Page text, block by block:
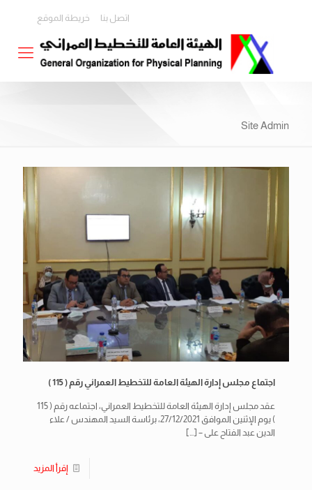
اتصل بنا خريطة الموقع
Site Admin
اجتماع مجلس إدارة الهيئة العامة للتخطيط العمراني رقم ( 115 )
عقد مجلس إدارة الهيئة العامة للتخطيط العمراني، اجتماعه رقم ( 115
) يوم الإثنين الموافق 27/12/2021، برئاسة السيد المهندس / علاء
الدين عبد الفتاح على – […]
إقرأ المزيد